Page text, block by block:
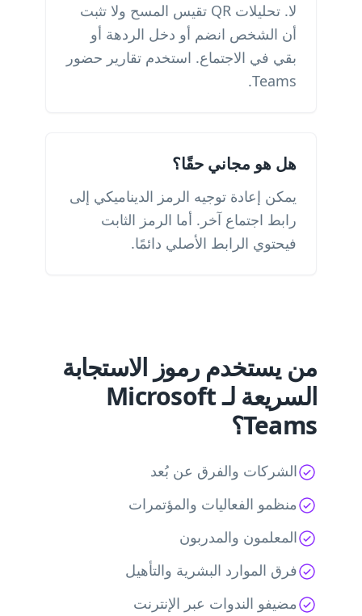
لا. تحليلات QR تقيس المسح ولا تثبت
أن الشخص انضم أو دخل الردهة أو
بقي في الاجتماع. استخدم تقارير حضور
Teams.
هل هو مجاني حقًا؟
يمكن إعادة توجيه الرمز الديناميكي إلى
رابط اجتماع آخر. أما الرمز الثابت
فيحتوي الرابط الأصلي دائمًا.
من يستخدم رموز الاستجابة
السريعة لـ Microsoft
Teams؟
الشركات والفرق عن بُعد
منظمو الفعاليات والمؤتمرات
المعلمون والمدربون
فرق الموارد البشرية والتأهيل
مضيفو الندوات عبر الإنترنت